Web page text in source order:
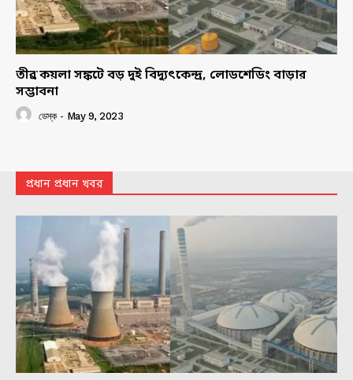
তীব্র কয়লা সঙ্কটে বড় দুই বিদ্যুৎকেন্দ্র, লোডশেডিং বাড়ার
সম্ভাবনা
ডেস্ক - May 9, 2023
প্রধান প্রধান খবর